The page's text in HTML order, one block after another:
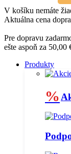
V košíku nemáte
Aktuálna cena
Pre dopravu
ešte aspoň za 50,00
Produkty
%